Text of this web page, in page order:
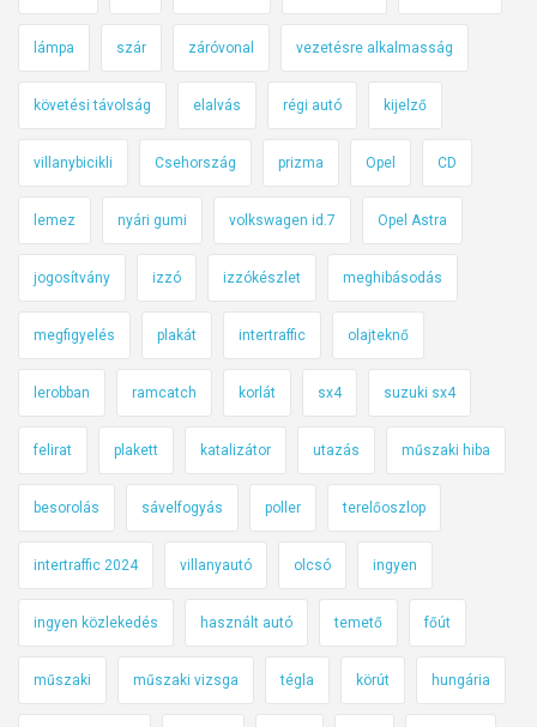
lámpa szár záróvonal vezetésre alkalmasság
követési távolság elalvás régi autó kijelző
villanybicikli Csehország prizma Opel CD
lemez nyári gumi volkswagen id.7 Opel Astra
jogosítvány izzó izzókészlet meghibásodás
megfigyelés plakát intertraffic olajteknő
lerobban ramcatch korlát sx4 suzuki sx4
felirat plakett katalizátor utazás műszaki hiba
besorolás sávelfogyás poller terelőoszlop
intertraffic 2024 villanyautó olcsó ingyen
ingyen közlekedés használt autó temető főút
műszaki műszaki vizsga tégla körút hungária